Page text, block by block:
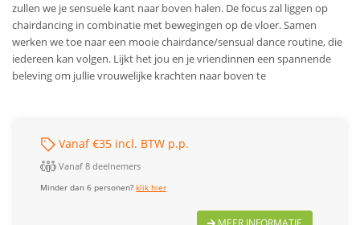
zullen we je sensuele kant naar boven halen. De focus zal liggen op
chairdancing in combinatie met bewegingen op de vloer. Samen
werken we toe naar een mooie chairdance/sensual dance routine, die
iedereen kan volgen. Lijkt het jou en je vriendinnen een spannende
beleving om jullie vrouwelijke krachten naar boven te
Vanaf €35 incl. BTW p.p.
Vanaf 8 deelnemers
Minder dan 6 personen?klik hier